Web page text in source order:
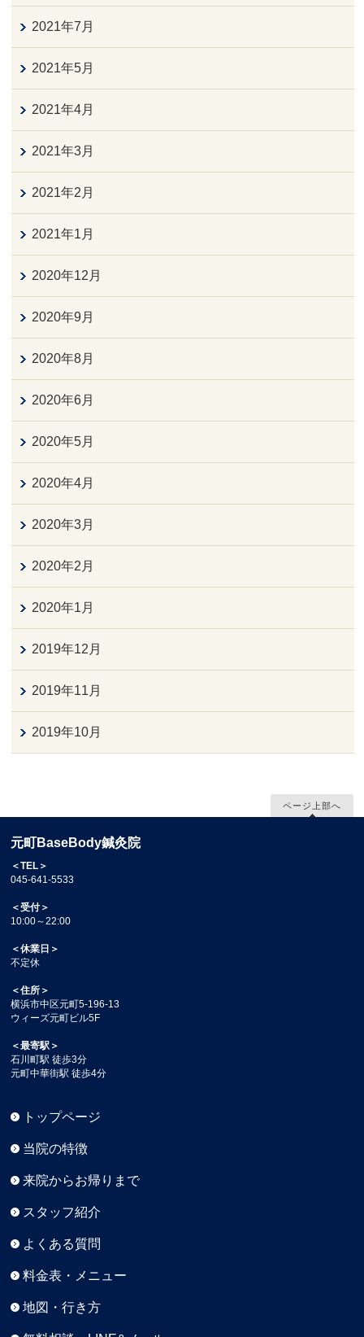
2021年7月
2021年5月
2021年4月
2021年3月
2021年2月
2021年1月
2020年12月
2020年9月
2020年8月
2020年6月
2020年5月
2020年4月
2020年3月
2020年2月
2020年1月
2019年12月
2019年11月
2019年10月
ページ上部へ
元町BaseBody鍼灸院
＜TEL＞
045-641-5533
＜受付＞
10:00～22:00
＜休業日＞
不定休
＜住所＞
横浜市中区元町5-196-13
ウィーズ元町ビル5F
＜最寄駅＞
石川町駅 徒歩3分
元町中華街駅 徒歩4分
トップページ
当院の特徴
来院からお帰りまで
スタッフ紹介
よくある質問
料金表・メニュー
地図・行き方